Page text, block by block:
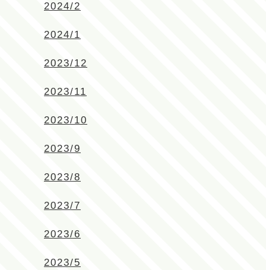
2024/2
2024/1
2023/12
2023/11
2023/10
2023/9
2023/8
2023/7
2023/6
2023/5